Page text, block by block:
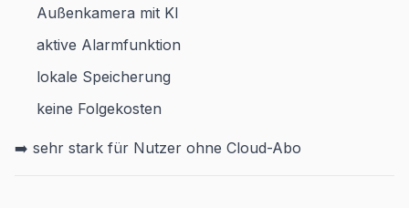
Außenkamera mit KI
aktive Alarmfunktion
lokale Speicherung
keine Folgekosten
➡️ sehr stark für Nutzer ohne Cloud-Abo